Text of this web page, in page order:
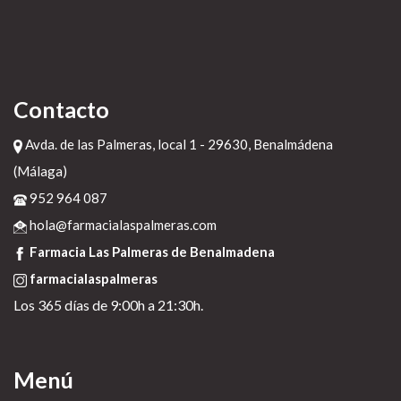
Contacto
Avda. de las Palmeras, local 1 - 29630, Benalmádena
(Málaga)
952 964 087
hola@farmacialaspalmeras.com
Farmacia Las Palmeras de Benalmadena
farmacialaspalmeras
Los 365 días de 9:00h a 21:30h.
Menú